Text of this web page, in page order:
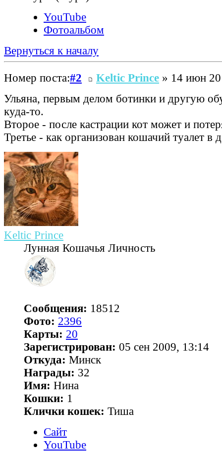
YouTube
Фотоальбом
Вернуться к началу
Номер поста:#2 Keltic Prince » 14 июн
Ульяна, первым делом ботинки и другую
куда-то.
Второе - после кастрации кот может и
Третье - как организован кошачий туалет в
Keltic Prince
Лунная Кошачья Личность
Сообщения: 18512
Фото: 2396
Карты: 20
Зарегистрирован: 05 сен 2009, 13:14
Откуда: Минск
Награды: 32
Имя: Нина
Кошки: 1
Клички кошек: Тиша
Сайт
YouTube